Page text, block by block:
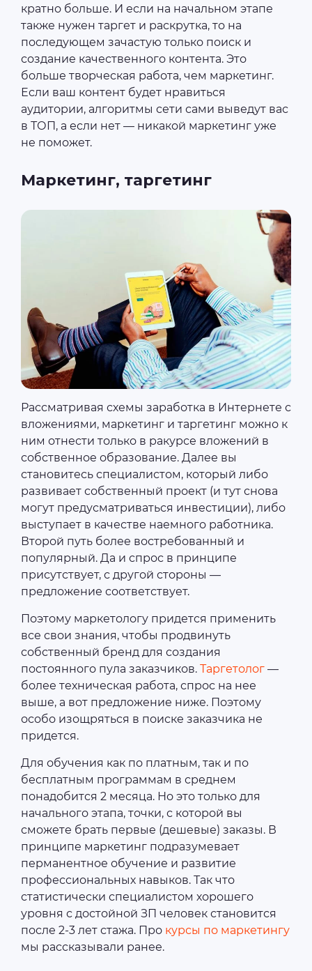
кратно больше. И если на начальном этапе
также нужен таргет и раскрутка, то на
последующем зачастую только поиск и
создание качественного контента. Это
больше творческая работа, чем маркетинг.
Если ваш контент будет нравиться
аудитории, алгоритмы сети сами выведут вас
в ТОП, а если нет ― никакой маркетинг уже
не поможет.
Маркетинг, таргетинг
Рассматривая схемы заработка в Интернете с
вложениями, маркетинг и таргетинг можно к
ним отнести только в ракурсе вложений в
собственное образование. Далее вы
становитесь специалистом, который либо
развивает собственный проект (и тут снова
могут предусматриваться инвестиции), либо
выступает в качестве наемного работника.
Второй путь более востребованный и
популярный. Да и спрос в принципе
присутствует, с другой стороны ―
предложение соответствует.
Поэтому маркетологу придется применить
все свои знания, чтобы продвинуть
собственный бренд для создания
постоянного пула заказчиков. Таргетолог ―
более техническая работа, спрос на нее
выше, а вот предложение ниже. Поэтому
особо изощряться в поиске заказчика не
придется.
Для обучения как по платным, так и по
бесплатным программам в среднем
понадобится 2 месяца. Но это только для
начального этапа, точки, с которой вы
сможете брать первые (дешевые) заказы. В
принципе маркетинг подразумевает
перманентное обучение и развитие
профессиональных навыков. Так что
статистически специалистом хорошего
уровня с достойной ЗП человек становится
после 2-3 лет стажа. Про курсы по маркетингу
мы рассказывали ранее.